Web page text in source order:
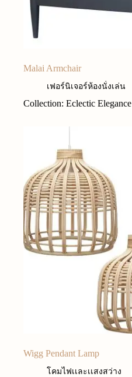
Malai Armchair
เฟอร์นิเจอร์ห้องนั่งเล่น
Collection: Eclectic Elegance
Wigg Pendant Lamp
โคมไฟเเละเเสงสว่าง